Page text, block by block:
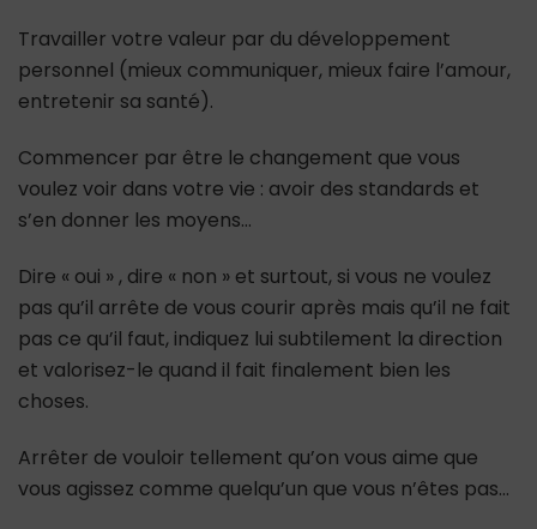
Travailler votre valeur par du développement
personnel (mieux communiquer, mieux faire l’amour,
entretenir sa santé).
Commencer par être le changement que vous
voulez voir dans votre vie : avoir des standards et
s’en donner les moyens…
Dire « oui » , dire « non » et surtout, si vous ne voulez
pas qu’il arrête de vous courir après mais qu’il ne fait
pas ce qu’il faut, indiquez lui subtilement la direction
et valorisez-le quand il fait finalement bien les
choses.
Arrêter de vouloir tellement qu’on vous aime que
vous agissez comme quelqu’un que vous n’êtes pas…